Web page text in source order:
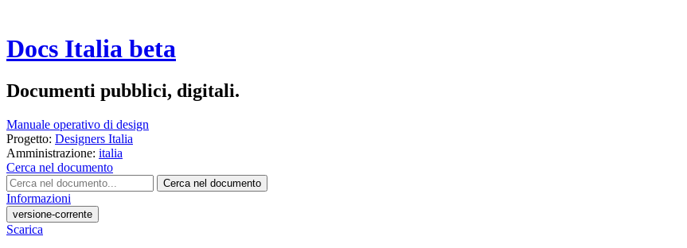
Docs Italia beta
Documenti pubblici, digitali.
Manuale operativo di design
Progetto: Designers Italia
Amministrazione: italia
Cerca nel documento
Cerca nel documento
Informazioni
versione-corrente
Scarica